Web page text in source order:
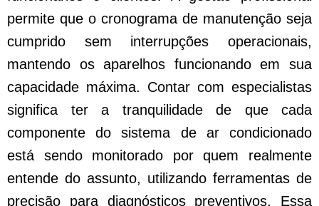
permite que o cronograma de manutenção seja
cumprido sem interrupções operacionais,
mantendo os aparelhos funcionando em sua
capacidade máxima. Contar com especialistas
significa ter a tranquilidade de que cada
componente do sistema de ar condicionado
está sendo monitorado por quem realmente
entende do assunto, utilizando ferramentas de
precisão para diagnósticos preventivos. Essa